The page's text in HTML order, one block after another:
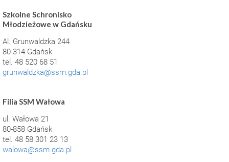
Szkolne Schronisko
Młodzieżowe w Gdańsku
Al. Grunwaldzka 244
80-314 Gdańsk
tel. 48 520 68 51
grunwaldzka@ssm.gda.pl
Filia SSM Wałowa
ul. Wałowa 21
80-858 Gdańsk
tel. 48 58 301 23 13
walowa@ssm.gda.pl